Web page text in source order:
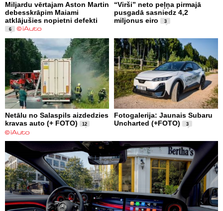
Miljardu vērtajam Aston Martin
debesskrāpim Maiami
atklājušies nopietni defekti
6
“Virši” neto peļņa pirmajā
pusgadā sasniedz 4,2
miljonus eiro
3
Netālu no Salaspils aizdedzies
kravas auto (+ FOTO)
12
Fotogalerija: Jaunais Subaru
Uncharted (+FOTO)
3